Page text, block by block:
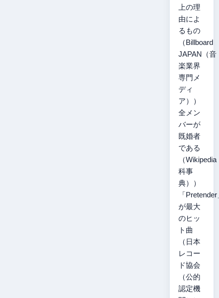
上の理
由によ
るもの
（Billboard
JAPAN（音
楽業界
専門メ
ディ
ア））
全メン
バーが
既婚者
である
（
科事
典））
「
が最大
のヒッ
ト曲
（日本
レコー
ド協会
（公的
認定機